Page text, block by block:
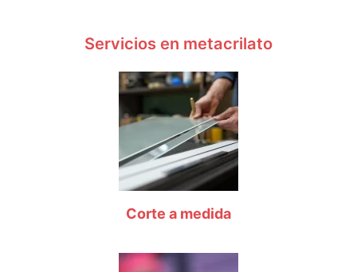
Servicios en metacrilato
Corte a medida